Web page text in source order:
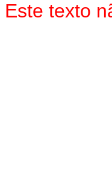
Este texto